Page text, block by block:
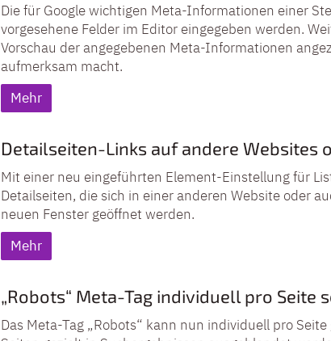
Die für Google wichtigen Meta-Informationen einer
vorgesehene Felder im Editor eingegeben werden.
Vorschau der angegebenen Meta-Informationen
aufmerksam macht.
Mehr
Detailseiten-Links auf andere Websites
Mit einer neu eingeführten Element-Einstellung für
Detailseiten, die sich in einer anderen Website oder
neuen Fenster geöffnet werden.
Mehr
„Robots“ Meta-Tag individuell pro Seite
Das Meta-Tag „Robots“ kann nun individuell pro